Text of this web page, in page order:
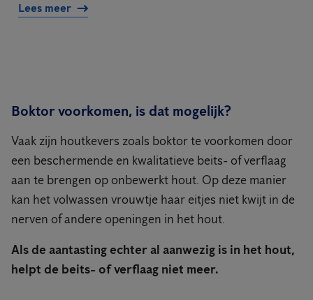
Lees meer
Boktor voorkomen, is dat mogelijk?
Vaak zijn houtkevers zoals boktor te voorkomen door
een beschermende en kwalitatieve beits- of verflaag
aan te brengen op onbewerkt hout. Op deze manier
kan het volwassen vrouwtje haar eitjes niet kwijt in de
nerven of andere openingen in het hout.
Als de aantasting echter al aanwezig is in het hout,
helpt de beits- of verflaag niet meer.